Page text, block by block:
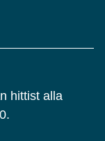
hittist alla